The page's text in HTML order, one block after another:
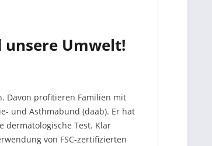
unsere Umwelt!
Davon profitieren Familien mit
und Asthmabund (daab). Er hat
dermatologische Test. Klar
von FSC-zertifizierten